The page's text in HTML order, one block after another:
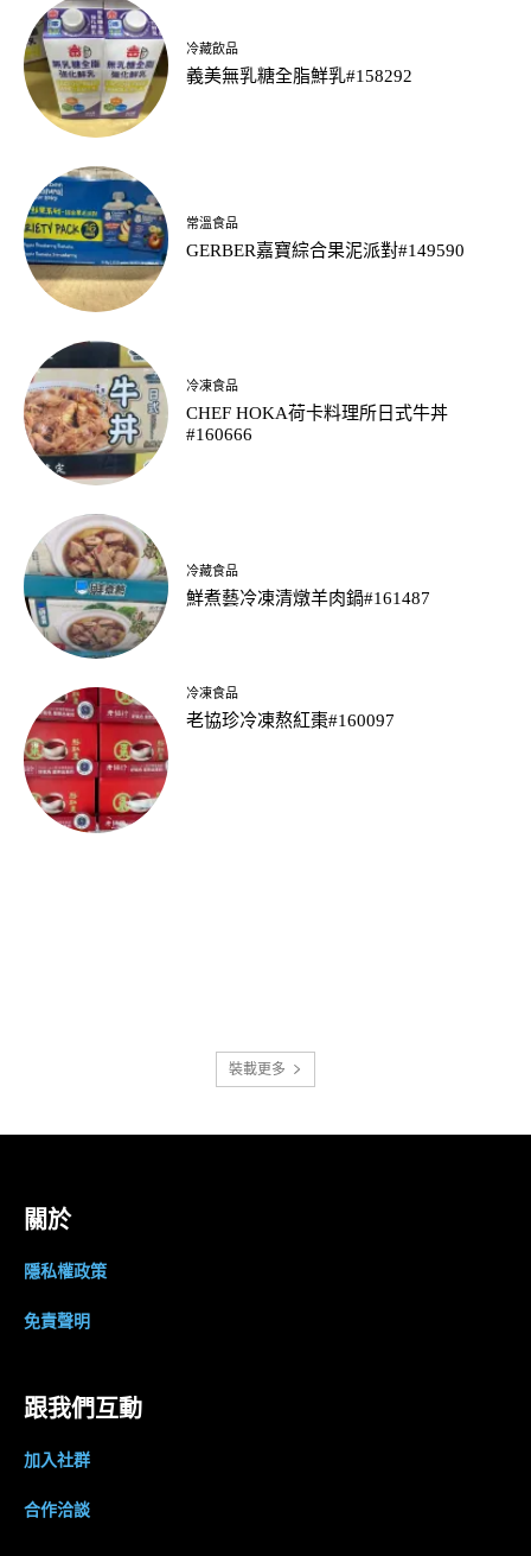
冷藏飲品
義美無乳糖全脂鮮乳#158292
常溫食品
GERBER嘉寶綜合果泥派對#149590
冷凍食品
CHEF HOKA荷卡料理所日式牛丼
#160666
冷藏食品
鮮煮藝冷凍清燉羊肉鍋#161487
冷凍食品
老協珍冷凍熬紅棗#160097
裝載更多
關於
隱私權政策
免責聲明
跟我們互動
加入社群
合作洽談